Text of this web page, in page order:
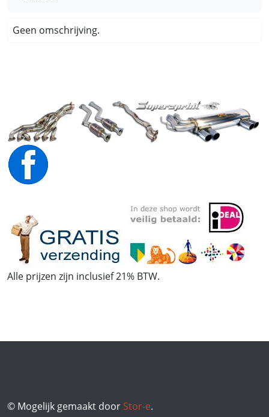
Geen omschrijving.
Alle prijzen zijn inclusief 21% BTW.
© Mogelijk gemaakt door Stor-e.